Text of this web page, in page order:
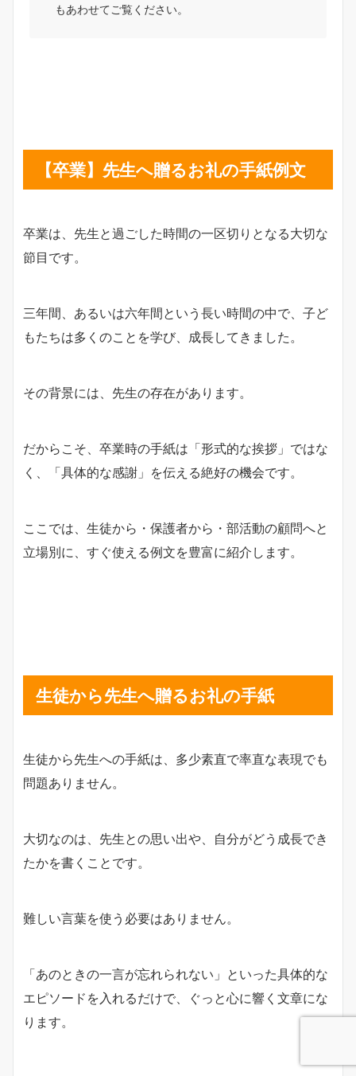
もあわせてご覧ください。
【卒業】先生へ贈るお礼の手紙例文
卒業は、先生と過ごした時間の一区切りとなる大切な
節目です。
三年間、あるいは六年間という長い時間の中で、子ど
もたちは多くのことを学び、成長してきました。
その背景には、先生の存在があります。
だからこそ、卒業時の手紙は「形式的な挨拶」ではな
く、「具体的な感謝」を伝える絶好の機会です。
ここでは、生徒から・保護者から・部活動の顧問へと
立場別に、すぐ使える例文を豊富に紹介します。
生徒から先生へ贈るお礼の手紙
生徒から先生への手紙は、多少素直で率直な表現でも
問題ありません。
大切なのは、先生との思い出や、自分がどう成長でき
たかを書くことです。
難しい言葉を使う必要はありません。
「あのときの一言が忘れられない」といった具体的な
エピソードを入れるだけで、ぐっと心に響く文章にな
ります。